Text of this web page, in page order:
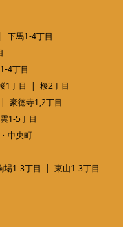
下馬1-4丁目
4丁目
1丁目
桜2丁目
豪徳寺1,2丁目
1-5丁目
中央町
場1-3丁目
東山1-3丁目